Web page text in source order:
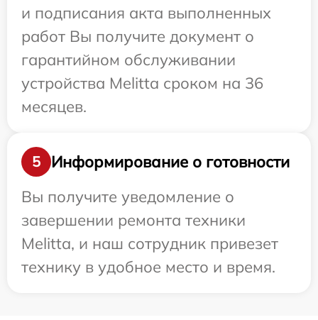
и подписания акта выполненных
работ Вы получите документ о
гарантийном обслуживании
устройства Melitta сроком на 36
месяцев.
5
Информирование о готовности
Вы получите уведомление о
завершении ремонта техники
Melitta, и наш сотрудник привезет
технику в удобное место и время.